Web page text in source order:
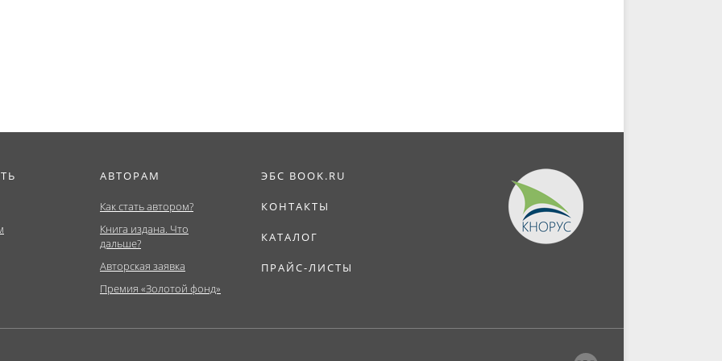
АВТОРАМ
Как стать автором?
Книга издана. Что
дальше?
Авторская заявка
Премия «Золотой фонд»
ЭБС BOOK.RU
КОНТАКТЫ
КАТАЛОГ
ПРАЙС-ЛИСТЫ